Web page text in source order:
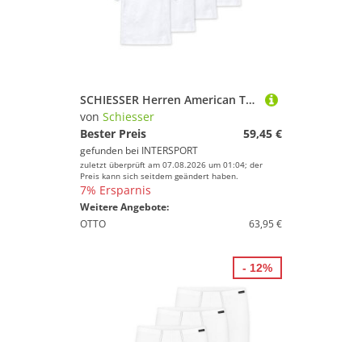
SCHIESSER Herren American T-Shirt 4er Pack - 1/2 Arm, Unterhemd, V-Ausschnitt
von Schiesser
Bester Preis
59,45 €
gefunden bei INTERSPORT
zuletzt überprüft am 07.08.2026 um 01:04; der
Preis kann sich seitdem geändert haben.
7% Ersparnis
Weitere Angebote:
OTTO
63,95 €
- 12%